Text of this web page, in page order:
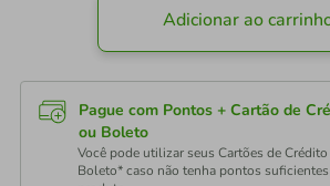
Adicionar ao
Pague com Pontos + Cartão de
ou Boleto
Você pode utilizar seus Cartões de
Boleto* caso não tenha pontos